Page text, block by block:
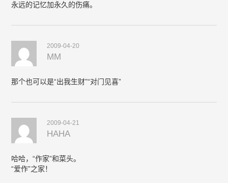
永远的记忆加永久的伤痛。
2009-04-20
MM
那个也可以是“出我生财”“对门见喜”
2009-04-21
HAHA
哈哈，“作家”和菜头。
“爱作”之家！